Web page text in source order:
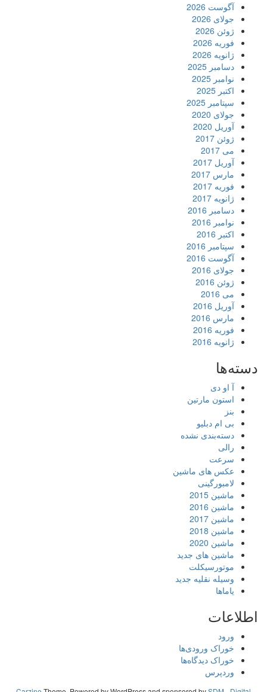
آگوست 2026
جولای 2026
ژوئن 2026
فوریه 2026
ژانویه 2026
دسامبر 2025
نوامبر 2025
اکتبر 2025
سپتامبر 2025
جولای 2020
آوریل 2020
ژوئن 2017
می 2017
آوریل 2017
مارس 2017
فوریه 2017
ژانویه 2017
دسامبر 2016
نوامبر 2016
اکتبر 2016
سپتامبر 2016
آگوست 2016
جولای 2016
ژوئن 2016
می 2016
آوریل 2016
مارس 2016
فوریه 2016
ژانویه 2016
دسته‌ها
آ او دی
استون مارتین
بنز
بی ام دبلیو
دسته‌بندی نشده
رالی
سرعت
عکس های ماشین
لامبورگینی
ماشین 2015
ماشین 2016
ماشین 2017
ماشین 2018
ماشین 2020
ماشین های جدید
موتورسیکلت
وسیله نقلیه جدید
یاماها
اطلاعات
ورود
خوراک ورودی‌ها
خوراک دیدگاه‌ها
وردپرس